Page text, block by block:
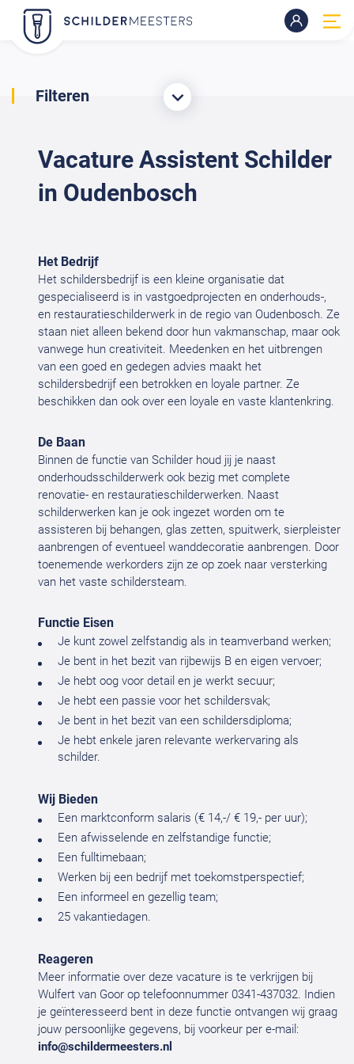
Filteren
Vacature Assistent Schilder
in Oudenbosch
Het Bedrijf
Het schildersbedrijf is een kleine organisatie dat
gespecialiseerd is in vastgoedprojecten en onderhouds-,
en restauratieschilderwerk in de regio van Oudenbosch. Ze
staan niet alleen bekend door hun vakmanschap, maar ook
vanwege hun creativiteit. Meedenken en het uitbrengen
van een goed en gedegen advies maakt het
schildersbedrijf een betrokken en loyale partner. Ze
beschikken dan ook over een loyale en vaste klantenkring.
De Baan
Binnen de functie van Schilder houd jij je naast
onderhoudsschilderwerk ook bezig met complete
renovatie- en restauratieschilderwerken. Naast
schilderwerken kan je ook ingezet worden om te
assisteren bij behangen, glas zetten, spuitwerk, sierpleister
aanbrengen of eventueel wanddecoratie aanbrengen. Door
toenemende werkorders zijn ze op zoek naar versterking
van het vaste schildersteam.
Functie Eisen
Je kunt zowel zelfstandig als in teamverband werken;
Je bent in het bezit van rijbewijs B en eigen vervoer;
Je hebt oog voor detail en je werkt secuur;
Je hebt een passie voor het schildersvak;
Je bent in het bezit van een schildersdiploma;
Je hebt enkele jaren relevante werkervaring als
schilder.
Wij Bieden
Een marktconform salaris (€ 14,-/ € 19,- per uur);
Een afwisselende en zelfstandige functie;
Een fulltimebaan;
Werken bij een bedrijf met toekomstperspectief;
Een informeel en gezellig team;
25 vakantiedagen.
Reageren
Meer informatie over deze vacature is te verkrijgen bij
Wulfert van Goor op telefoonnummer 0341-437032. Indien
je geïnteresseerd bent in deze functie ontvangen wij graag
jouw persoonlijke gegevens, bij voorkeur per e-mail:
info@schildermeesters.nl